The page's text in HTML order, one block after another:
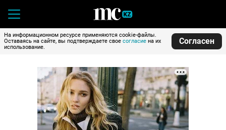
На информационном ресурсе применяются cookie-файлы.
Оставаясь на сайте, вы подтверждаете свое согласие на их
использование.
Согласен